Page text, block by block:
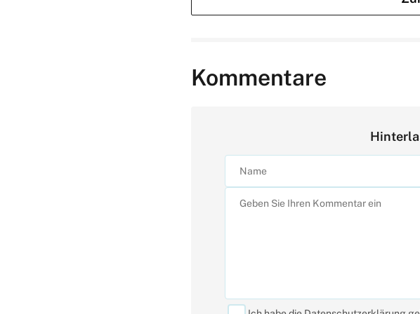
Kommentare